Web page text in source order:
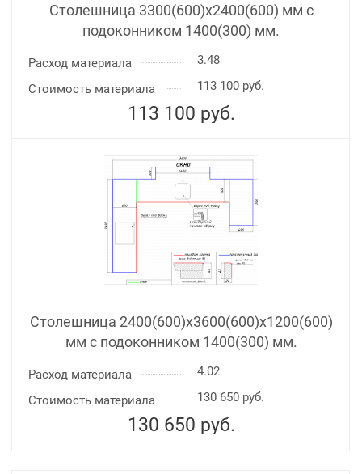
Столешница 3300(600)х2400(600) мм с
подоконником 1400(300) мм.
Расход материала
3.48
Стоимость материала
113 100 руб.
113 100 руб.
Столешница 2400(600)х3600(600)x1200(600)
мм с подоконником 1400(300) мм.
Расход материала
4.02
Стоимость материала
130 650 руб.
130 650 руб.